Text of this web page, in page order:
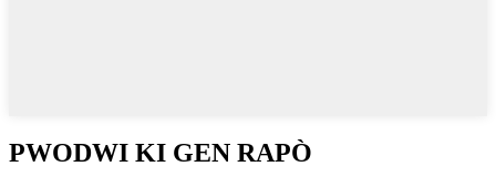
PWODWI KI GEN RAPÒ